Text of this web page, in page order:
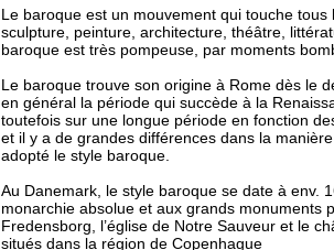
Le baroque est un mouvement qui touche tous
sculpture, peinture, architecture, théâtre,
baroque est très pompeuse, par moments
Le baroque trouve son origine à Rome dès le
en général la période qui succède à la
toutefois sur une longue période en fonction
et il y a de grandes différences dans la
adopté le style baroque.
Au Danemark, le style baroque se date à env.
monarchie absolue et aux grands monuments
Fredensborg, l’église de Notre Sauveur et le
situés dans la région de Copenhague